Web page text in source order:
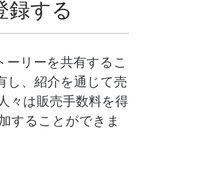
録する
リーを共有するこ
し、紹介を通じて売
々は販売手数料を得
することができま